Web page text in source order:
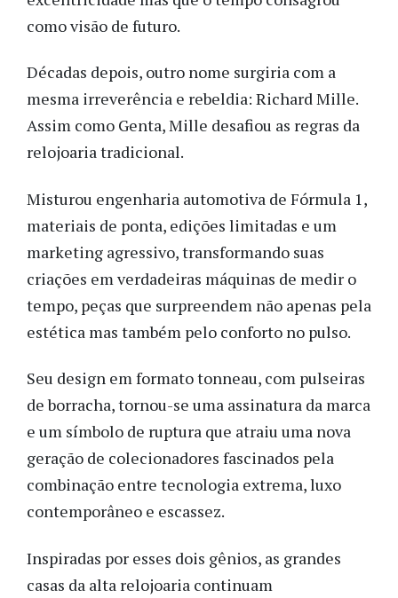
como visão de futuro.
Décadas depois, outro nome surgiria com a
mesma irreverência e rebeldia: Richard Mille.
Assim como Genta, Mille desafiou as regras da
relojoaria tradicional.
Misturou engenharia automotiva de Fórmula 1,
materiais de ponta, edições limitadas e um
marketing agressivo, transformando suas
criações em verdadeiras máquinas de medir o
tempo, peças que surpreendem não apenas pela
estética mas também pelo conforto no pulso.
Seu design em formato tonneau, com pulseiras
de borracha, tornou-se uma assinatura da marca
e um símbolo de ruptura que atraiu uma nova
geração de colecionadores fascinados pela
combinação entre tecnologia extrema, luxo
contemporâneo e escassez.
Inspiradas por esses dois gênios, as grandes
casas da alta relojoaria continuam